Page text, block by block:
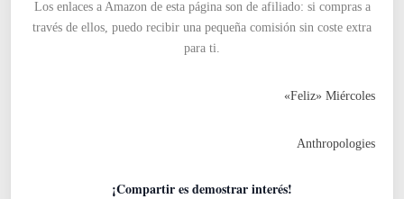
Los enlaces a Amazon de esta página son de afiliado: si compras a
través de ellos, puedo recibir una pequeña comisión sin coste extra
para ti.
«Feliz» Miércoles
Anthropologies
¡Compartir es demostrar interés!